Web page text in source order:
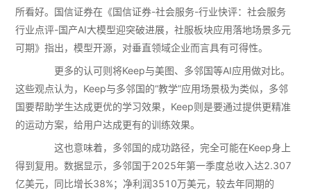
所看好。国信证券在《国信证券-社会服务-行业快评：社会服务
行业点评-国产AI大模型迎突破进展，社服板块应用落地场景多元
可期》指出，模型开源，对垂直领域企业而言具有可得性。
更多的认可则将Keep与美图、多邻国等AI应用做对比。
这些观点认为，Keep与多邻国的“教学”应用场景极为类似，多邻
国要帮助学生达成更优的学习效果，Keep则是要通过提供更精准
的运动方案，给用户达成更有的训练效果。
这也意味着，多邻国的成功路径，完全可能在Keep身上
得到复用。数据显示，多邻国于2025年第一季度总收入达2.307
亿美元，同比增长38%；净利润3510万美元，较去年同期的